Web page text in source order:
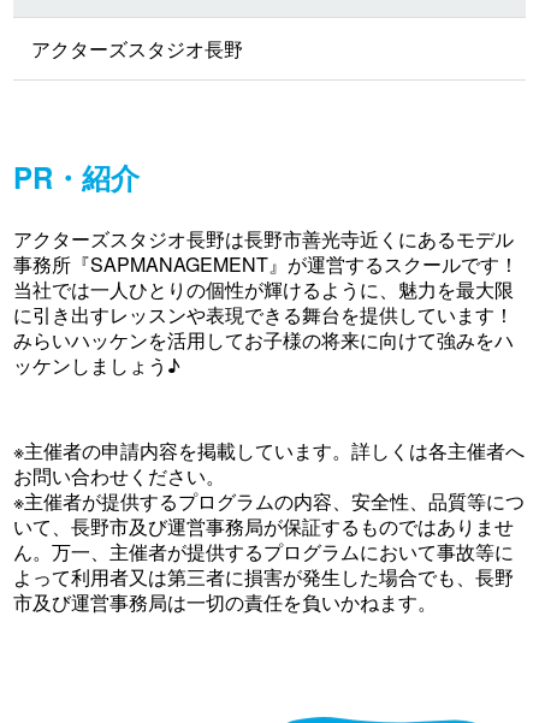
アクターズスタジオ長野
PR・紹介
アクターズスタジオ長野は長野市善光寺近くにあるモデル
事務所『SAPMANAGEMENT』が運営するスクールです！
当社では一人ひとりの個性が輝けるように、魅力を最大限
に引き出すレッスンや表現できる舞台を提供しています！
みらいハッケンを活用してお子様の将来に向けて強みをハ
ッケンしましょう♪
※主催者の申請内容を掲載しています。詳しくは各主催者へ
お問い合わせください。
※主催者が提供するプログラムの内容、安全性、品質等につ
いて、長野市及び運営事務局が保証するものではありませ
ん。万一、主催者が提供するプログラムにおいて事故等に
よって利用者又は第三者に損害が発生した場合でも、長野
市及び運営事務局は一切の責任を負いかねます。